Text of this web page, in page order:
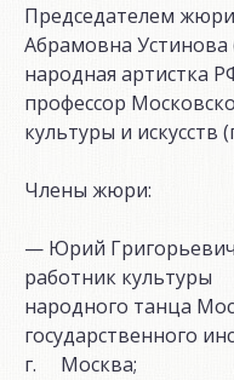
Председателем
Абрамовна Устинова
народная артистка
профессор
культуры и искусств
Члены жюри:
— Юрий
работник
народного танца
государственного
г. Москва;